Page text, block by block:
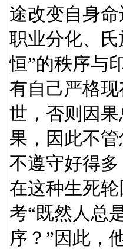
途改变自身
职业分化、
恒”的秩序与
有自己严格
世，否则因
果，因此不
不遵守好得
在这种生死
考“既然人总
序？”因此，